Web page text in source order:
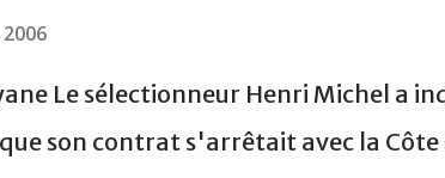
(Moghreb de Fès). 14- Ayoub
Le sélectionneur Henri Michel a
son contrat s'arrêtait avec la